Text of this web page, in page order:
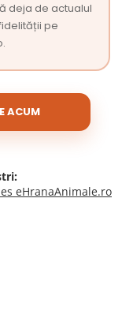
deja de actualul
pe
ACUM
eHranaAnimale.ro